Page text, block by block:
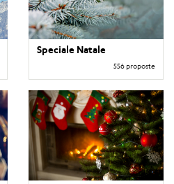
Speciale Natale
556 proposte